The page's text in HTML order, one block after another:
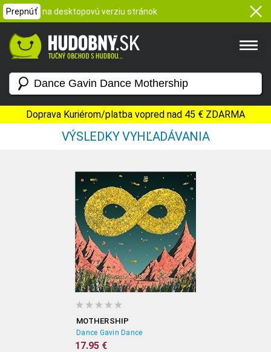
Prepnúť na desktopovú verziu stránok
Doprava Kuriérom/platba vopred nad 45 € ZDARMA
VÝSLEDKY VYHĽADÁVANIA
MOTHERSHIP
Dance Gavin Dance
17.95 €